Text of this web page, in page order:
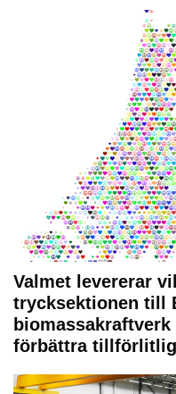
Valmet levererar
trycksektionen till
förbättra